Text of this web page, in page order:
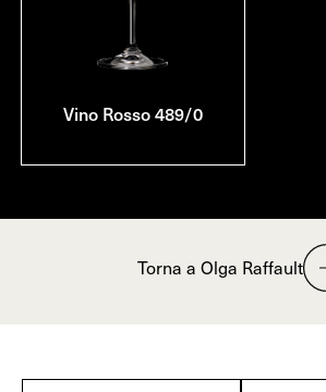
Vino Rosso 489/0
Torna a Olga Raffault